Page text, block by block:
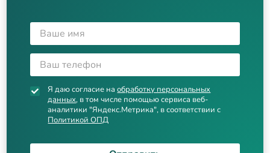
Я даю согласие наобработку персональных
данных, в том числе помощью сервиса веб-
аналитики "Яндекс.Метрика", в соответствии с
Политикой ОПД